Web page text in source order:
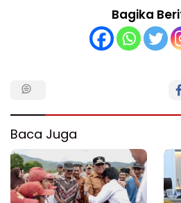
Bagika
Baca Juga